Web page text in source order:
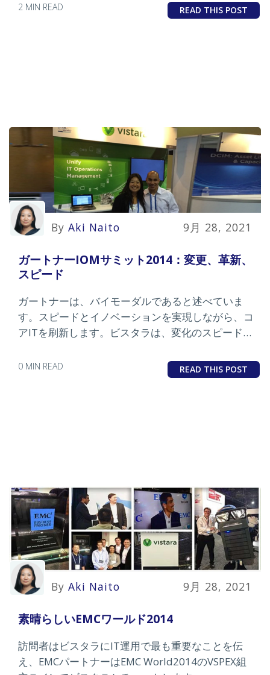
2 MIN READ READ THIS POST
By Aki Naito 9月 28, 2021
ガートナーIOMサミット2014：変更、革新、
スピード
ガートナーは、バイモーダルであると述べていま
す。スピードとイノベーションを実現しながら、コ
アITを刷新します。ビスタラは、変化のスピードで
きます。
0 MIN READ READ THIS POST
By Aki Naito 9月 28, 2021
素晴らしいEMCワールド2014
訪問者はビスタラにIT運用で最も重要なことを伝
え、EMCパートナーはEMC World2014のVSPEX組